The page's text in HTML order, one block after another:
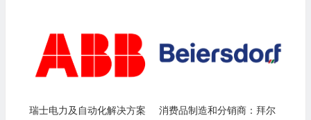
瑞士电力及自动化解决方案
消费品制造和分销商：拜尔